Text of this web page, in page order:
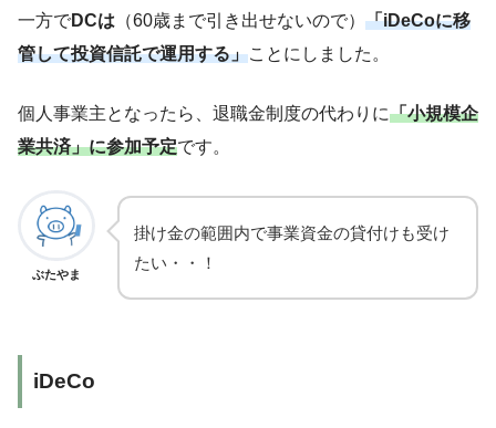
一方でDCは （60歳まで引き出せないので） 「iDeCoに移
管して投資信託で運用する」ことにしました。
個人事業主となったら、退職金制度の代わりに「小規模企
業共済」に参加予定です。
ぶたやま
掛け金の範囲内で事業資金の貸付けも受け
たい・・！
iDeCo